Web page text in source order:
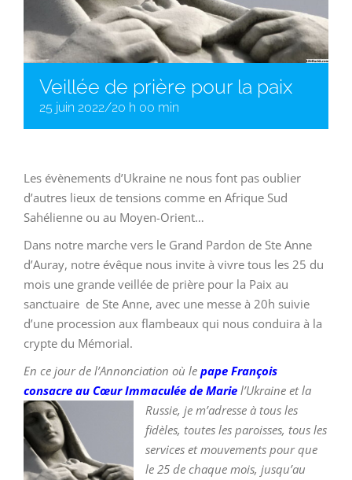
Veillée de prière pour la paix
25 juin 2022/20 h 00 min
Les évènements d’Ukraine ne nous font pas oublier
d’autres lieux de tensions comme en Afrique Sud
Sahélienne ou au Moyen-Orient…
Dans notre marche vers le Grand Pardon de Ste Anne
d’Auray, notre évêque nous invite à vivre tous les 25 du
mois une grande veillée de prière pour la Paix au
sanctuaire de Ste Anne, avec une messe à 20h suivie
d’une procession aux flambeaux qui nous conduira à la
crypte du Mémorial.
En ce jour de l’Annonciation où le pape François
consacre au Cœur Immaculée de Marie l’Ukraine et la
Russie, je m’adresse à tous les
fidèles, toutes les paroisses, tous les
services et mouvements pour que
le 25 de chaque mois, jusqu’au